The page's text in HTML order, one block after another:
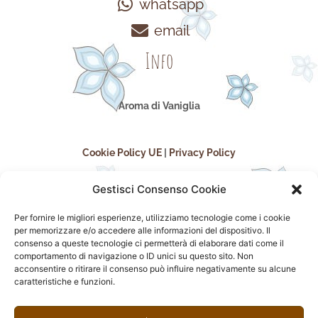
Gestisci Consenso Cookie
Per fornire le migliori esperienze, utilizziamo tecnologie come i cookie
per memorizzare e/o accedere alle informazioni del dispositivo. Il
consenso a queste tecnologie ci permetterà di elaborare dati come il
comportamento di navigazione o ID unici su questo sito. Non
acconsentire o ritirare il consenso può influire negativamente su alcune
caratteristiche e funzioni.
whatsapp
email
Info
Aroma di Vaniglia
Cookie Policy UE Privacy Policy
seguici sui social
F
I
P
F